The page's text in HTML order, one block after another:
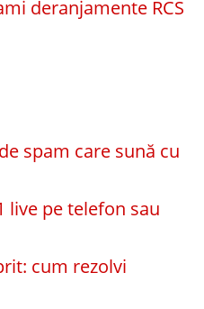
deranjamente RCS
spam care sună cu
live pe telefon sau
cum rezolvi